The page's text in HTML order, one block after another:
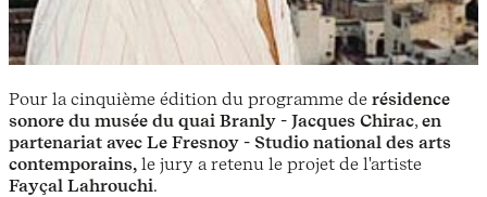
Pour la cinquième édition du programme de résidence
sonore du musée du quai Branly - Jacques Chirac, en
partenariat avec Le Fresnoy - Studio national des arts
contemporains, le jury a retenu le projet de l'artiste
Fayçal Lahrouchi.